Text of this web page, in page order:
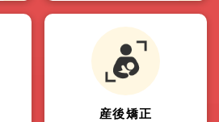
産後矯正